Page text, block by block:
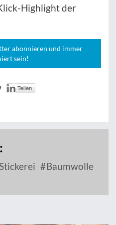
Highlight der
abonnieren und immer
sein!
Baumwolle